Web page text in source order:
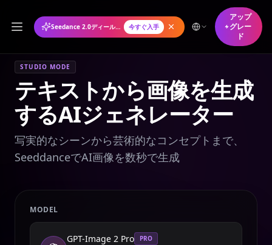
Seedance 2.0ディール年間プランが50%オフ 今すぐ入手
アップ
グレー
ド
STUDIO MODE
テキストから画像を生成
するAIジェネレーター
写実的なシーンから芸術的なコンセプトまで、
SeeddanceでAI画像を数秒で生成
MODEL
GPT-Image 2 Pro PRO